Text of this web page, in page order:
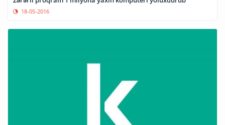
18-05-2016